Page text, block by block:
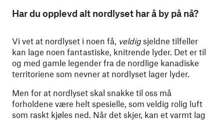
Har du opplevd alt nordlyset har å by på nå?
Vi vet at nordlyset i noen få, veldigsjeldne tilfeller
kan lage noen fantastiske, knitrende lyder. Det er til
og med gamle legender fra de nordlige kanadiske
territoriene som nevner at nordlyset lager lyder.
Men for at nordlyset skal snakke til oss må
forholdene være helt spesielle, som veldig rolig luft
som raskt kjøles ned. Når det skjer, kan et varmt lag